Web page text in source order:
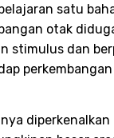
satu
otak
stimulus dan